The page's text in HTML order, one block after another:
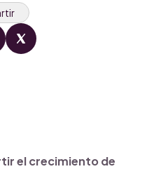
el crecimiento de